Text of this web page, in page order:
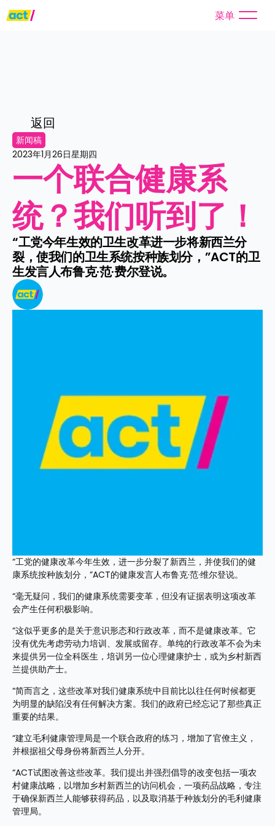
菜单
返回
新闻稿
2023年1月26日星期四
一个联合健康系
统？我们听到了！
“工党今年生效的卫生改革进一步将新西兰分
裂，使我们的卫生系统按种族划分，”ACT的卫
生发言人布鲁克·范·费尔登说。
“工党的健康改革今年生效，进一步分裂了新西兰，并使我们的健
康系统按种族划分，”ACT的健康发言人布鲁克·范·维尔登说。
“毫无疑问，我们的健康系统需要变革，但没有证据表明这项改革
会产生任何积极影响。
“这似乎更多的是关于意识形态和行政改革，而不是健康改革。它
没有优先考虑劳动力培训、发展或留存。单纯的行政改革不会为未
来提供另一位全科医生，培训另一位心理健康护士，或为乡村新西
兰提供助产士。
“简而言之，这些改革对我们健康系统中目前比以往任何时候都更
为明显的缺陷没有任何解决方案。我们的政府已经忘记了那些真正
重要的结果。
“建立毛利健康管理局是一个联合政府的练习，增加了官僚主义，
并根据祖父母身份将新西兰人分开。
“ACT试图改善这些改革。我们提出并强烈倡导的改变包括一项农
村健康战略，以增加乡村新西兰的访问机会，一项药品战略，专注
于确保新西兰人能够获得药品，以及取消基于种族划分的毛利健康
管理局。